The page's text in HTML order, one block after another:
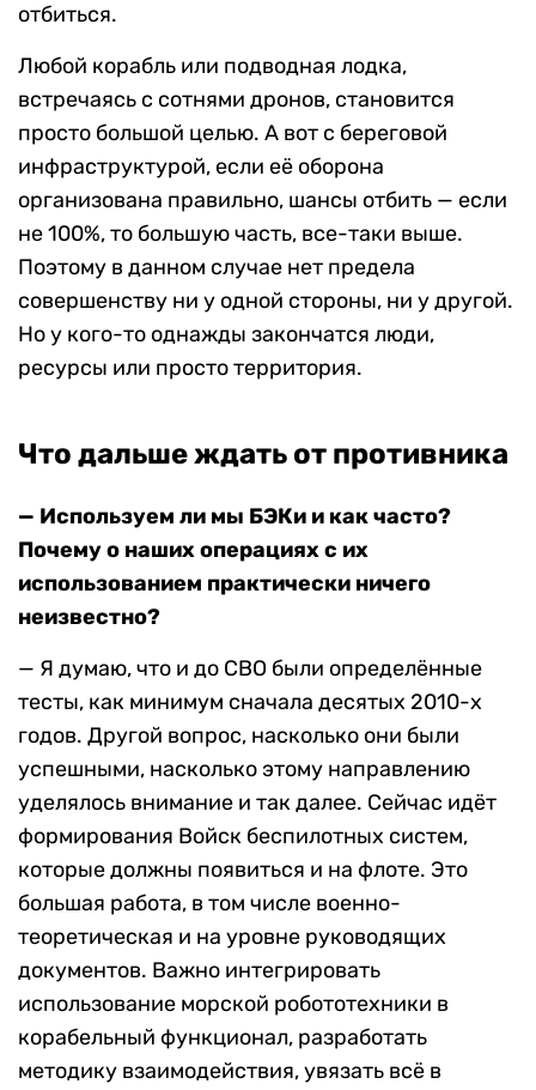
отбиться.
Любой корабль или подводная лодка,
встречаясь с сотнями дронов, становится
просто большой целью. А вот с береговой
инфраструктурой, если её оборона
организована правильно, шансы отбить — если
не 100%, то большую часть, все-таки выше.
Поэтому в данном случае нет предела
совершенству ни у одной стороны, ни у другой.
Но у кого-то однажды закончатся люди,
ресурсы или просто территория.
Что дальше ждать от противника
— Используем ли мы БЭКи и как часто?
Почему о наших операциях с их
использованием практически ничего
неизвестно?
— Я думаю, что и до СВО были определённые
тесты, как минимум сначала десятых 2010-х
годов. Другой вопрос, насколько они были
успешными, насколько этому направлению
уделялось внимание и так далее. Сейчас идёт
формирования Войск беспилотных систем,
которые должны появиться и на флоте. Это
большая работа, в том числе военно-
теоретическая и на уровне руководящих
документов. Важно интегрировать
использование морской робототехники в
корабельный функционал, разработать
методику взаимодействия, увязать всё в